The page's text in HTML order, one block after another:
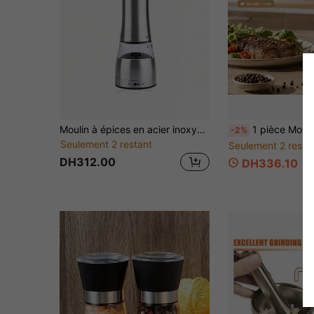
Moulin à épices en acier inoxydable et verre, moulin à sel et poivre manuel, accessoire de cuisine, outil de cuisson
Seulement 2 restant
DH312.00
-2% 1 pièce Moulin à poivre en bois, moulin à sel et poivre manuel de 6,2 pouces avec réglage de la finesse, moulin à épices en bois de caoutchouc rechargeable avec
Seulement 2 restant
DH336.10